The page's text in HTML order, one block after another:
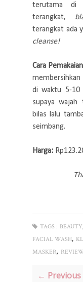
terutama di
terangkat,
terangkat ada
cleanse!
Cara
di waktu 5-10
supaya wajah
bilas lalu
seimbang.
Harga:
TAGS : BEAUTY
FACIAL WASH,
MASKER,
← Previous